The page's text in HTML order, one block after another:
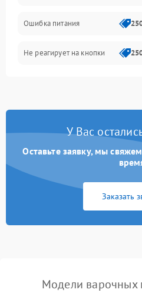
Ошибка питания
Не реагирует на кнопки
У Вас
Оставьте заявку, мы
Заказать
Модели варочных